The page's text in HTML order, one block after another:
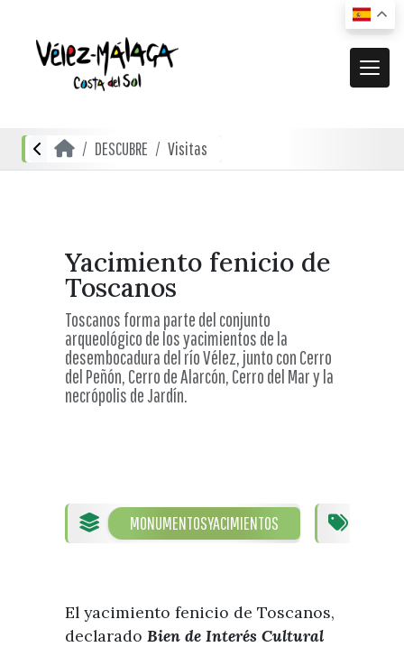
El municipio
Mapa interactivo
Localidades
Localidades Costeras
Localidades de Interior
Historia
Sectores
DESCUBRE
De compras
Restauración
Gastronomía local
Alojamientos
Semana Santa de Vélez-
Málaga
Noticias
RECURSOS
Vídeos promocionales
Documentación
Folletos turísticos
Planos
Encuestas
DESCUBRE Visitas
Yacimiento fenicio de
Toscanos
Toscanos forma parte del conjunto
arqueológico de los yacimientos de la
desembocadura del río Vélez, junto con Cerro
del Peñón, Cerro de Alarcón, Cerro del Mar y la
necrópolis de Jardín.
MONUMENTOSYACIMIENTOS
El yacimiento fenicio de Toscanos,
declarado Bien de Interés Cultural